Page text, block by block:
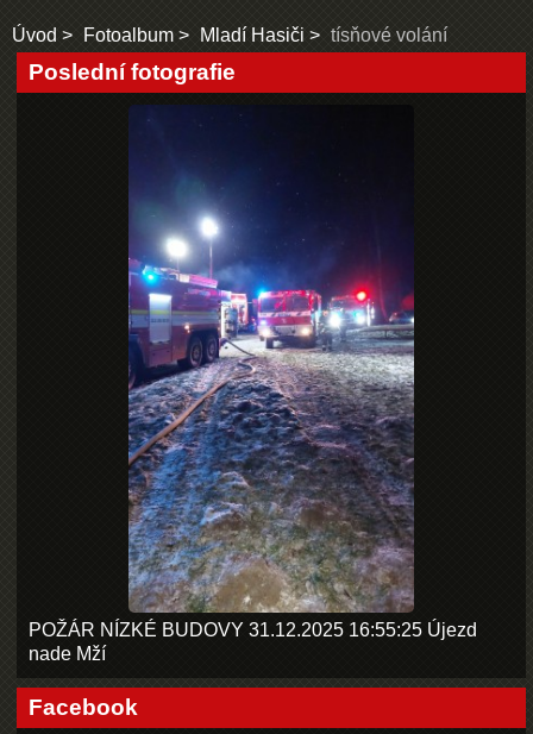
Úvod Fotoalbum Mladí Hasiči tísňové volání
Poslední fotografie
POŽÁR NÍZKÉ BUDOVY 31.12.2025 16:55:25 Újezd
nade Mží
Facebook